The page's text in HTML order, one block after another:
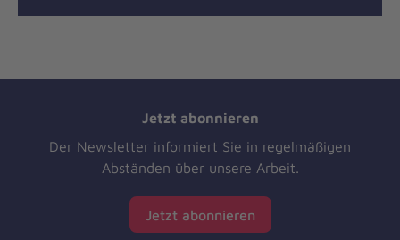
Jetzt abonnieren
Der Newsletter informiert Sie in regelmäßigen
Abständen über unsere Arbeit.
Jetzt abonnieren